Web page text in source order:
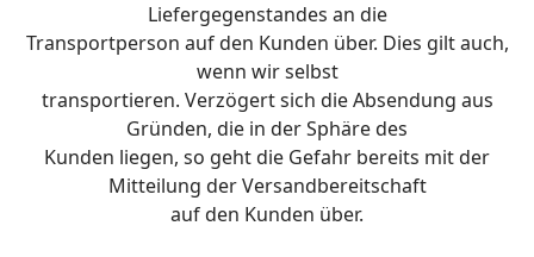
Liefergegenstandes an die
Transportperson auf den Kunden über. Dies gilt auch,
wenn wir selbst
transportieren. Verzögert sich die Absendung aus
Gründen, die in der Sphäre des
Kunden liegen, so geht die Gefahr bereits mit der
Mitteilung der Versandbereitschaft
auf den Kunden über.